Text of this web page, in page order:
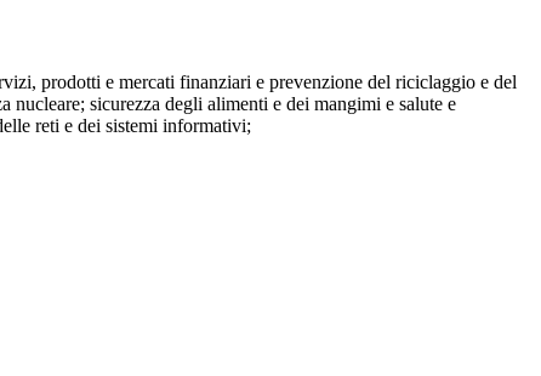
prodotti e mercati finanziari e prevenzione del riciclaggio e del
nucleare; sicurezza degli alimenti e dei mangimi e salute e
reti e dei sistemi informativi;